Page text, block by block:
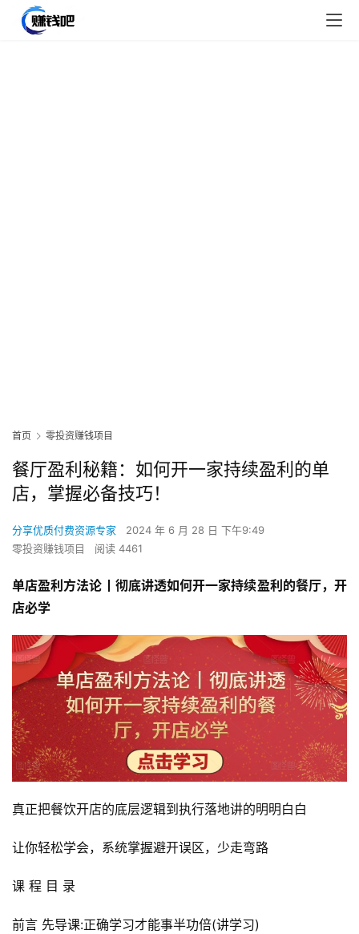
首页 零投资赚钱项目
餐厅盈利秘籍：如何开一家持续盈利的单
店，掌握必备技巧！
分享优质付费资源专家
2024 年 6 月 28 日 下午9:49
零投资赚钱项目
阅读 4461
单店盈利方法论丨彻底讲透如何开一家持续盈利的餐厅，开
店必学
真正把餐饮开店的底层逻辑到执行落地讲的明明白白
让你轻松学会，系统掌握避开误区，少走弯路
课 程 目 录
前言 先导课:正确学习才能事半功倍(讲学习)